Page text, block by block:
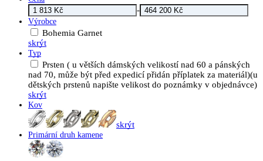
-
Výrobce
Bohemia Garnet
skrýt
Typ
Prsten ( u větších dámských velikostí nad 60 a pánských
nad 70, může být před expedicí přidán příplatek za materiál)(u
dětských prstenů napište velikost do poznámky v objednávce)
skrýt
Kov
skrýt
Primární druh kamene